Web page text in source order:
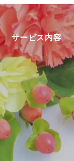
サービス内容